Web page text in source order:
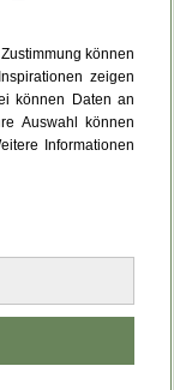
können
zeigen
können Daten an
Auswahl können
Informationen